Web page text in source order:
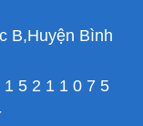
B,Huyện Bình
1 5 2 1 1 0 7 5